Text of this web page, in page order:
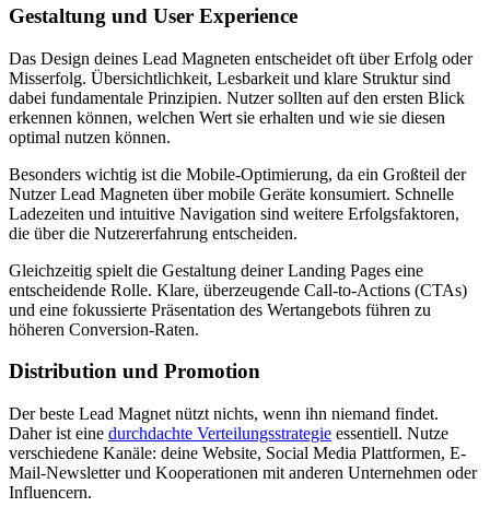
Gestaltung und User Experience
Das Design deines Lead Magneten entscheidet oft über Erfolg oder
Misserfolg. Übersichtlichkeit, Lesbarkeit und klare Struktur sind
dabei fundamentale Prinzipien. Nutzer sollten auf den ersten Blick
erkennen können, welchen Wert sie erhalten und wie sie diesen
optimal nutzen können.
Besonders wichtig ist die Mobile-Optimierung, da ein Großteil der
Nutzer Lead Magneten über mobile Geräte konsumiert. Schnelle
Ladezeiten und intuitive Navigation sind weitere Erfolgsfaktoren,
die über die Nutzererfahrung entscheiden.
Gleichzeitig spielt die Gestaltung deiner Landing Pages eine
entscheidende Rolle. Klare, überzeugende Call-to-Actions (CTAs)
und eine fokussierte Präsentation des Wertangebots führen zu
höheren Conversion-Raten.
Distribution und Promotion
Der beste Lead Magnet nützt nichts, wenn ihn niemand findet.
Daher ist eine durchdachte Verteilungsstrategie essentiell. Nutze
verschiedene Kanäle: deine Website, Social Media Plattformen, E-
Mail-Newsletter und Kooperationen mit anderen Unternehmen oder
Influencern.